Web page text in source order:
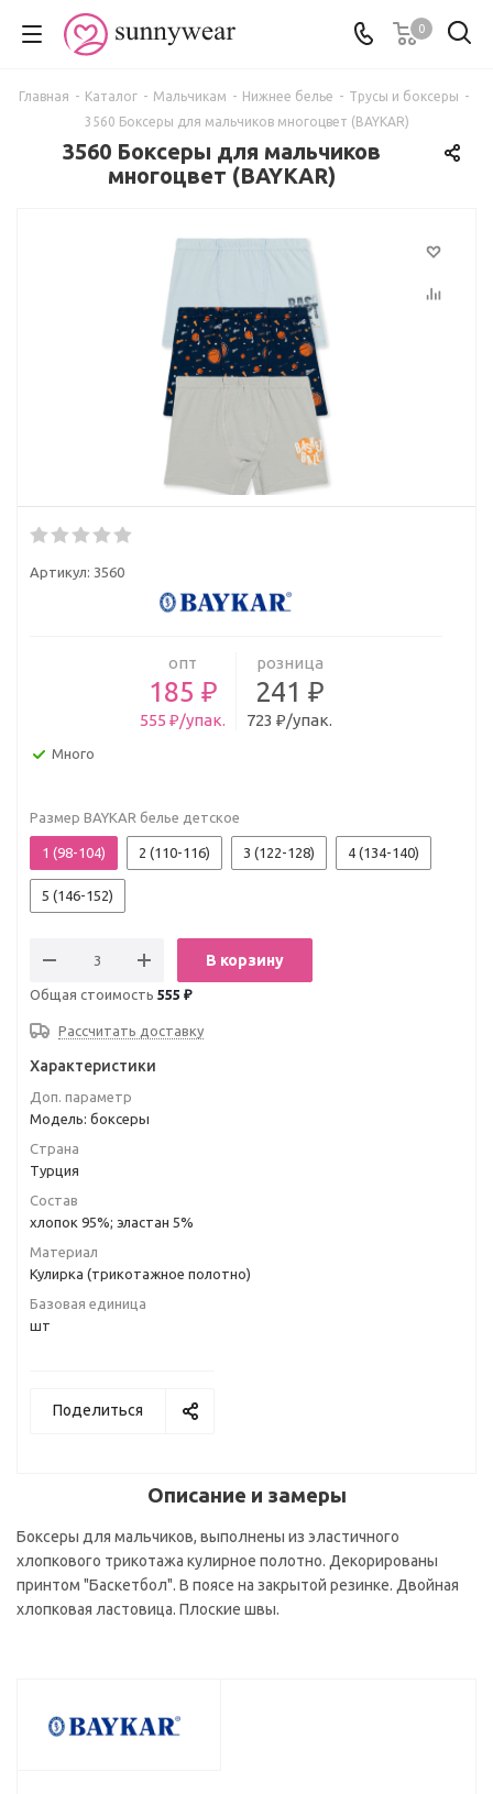
0
Главная - Каталог - Мальчикам - Нижнее белье - Трусы и боксеры -
3560 Боксеры для мальчиков многоцвет (BAYKAR)
3560 Боксеры для мальчиков
многоцвет (BAYKAR)
Артикул: 3560
опт
185 ₽
555 ₽/упак.
розница
241 ₽
723 ₽/упак.
Много
Размер BAYKAR белье детское
1 (98-104) 2 (110-116) 3 (122-128) 4 (134-140)
5 (146-152)
В корзину
Общая стоимость 555 ₽
Рассчитать доставку
Характеристики
Доп. параметр
Модель: боксеры
Страна
Турция
Состав
хлопок 95%; эластан 5%
Материал
Кулирка (трикотажное полотно)
Базовая единица
шт
Поделиться
Описание и замеры
Боксеры для мальчиков, выполнены из эластичного
хлопкового трикотажа кулирное полотно. Декорированы
принтом "Баскетбол". В поясе на закрытой резинке. Двойная
хлопковая ластовица. Плоские швы.